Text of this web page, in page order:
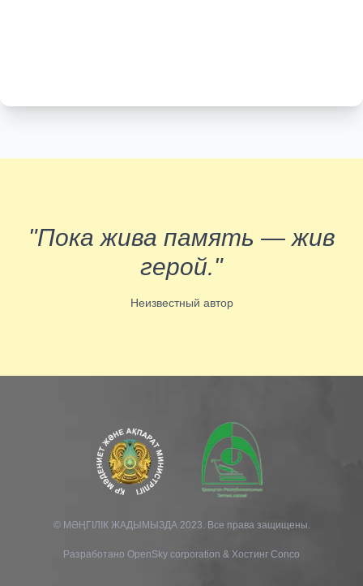
"Пока жива память — жив
герой."
Неизвестный автор
© МӘҢГІЛІК ЖАДЫМЫЗДА 2023. Все права защищены.
Разработано OpenSky corporation & Хостинг Conco